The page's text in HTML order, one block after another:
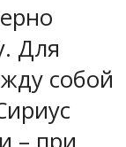
Для
собой